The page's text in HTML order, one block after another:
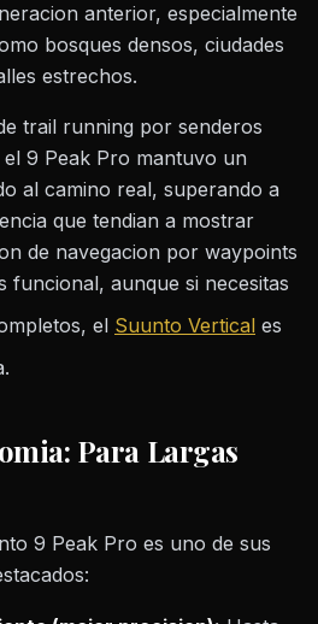
anterior, especialmente
bosques densos, ciudades
estrechos.
trail running por senderos
9 Peak Pro mantuvo un
al camino real, superando a
que tendian a mostrar
de navegacion por waypoints
funcional, aunque si necesitas
el Suunto Vertical es
Para Largas
9 Peak Pro es uno de sus